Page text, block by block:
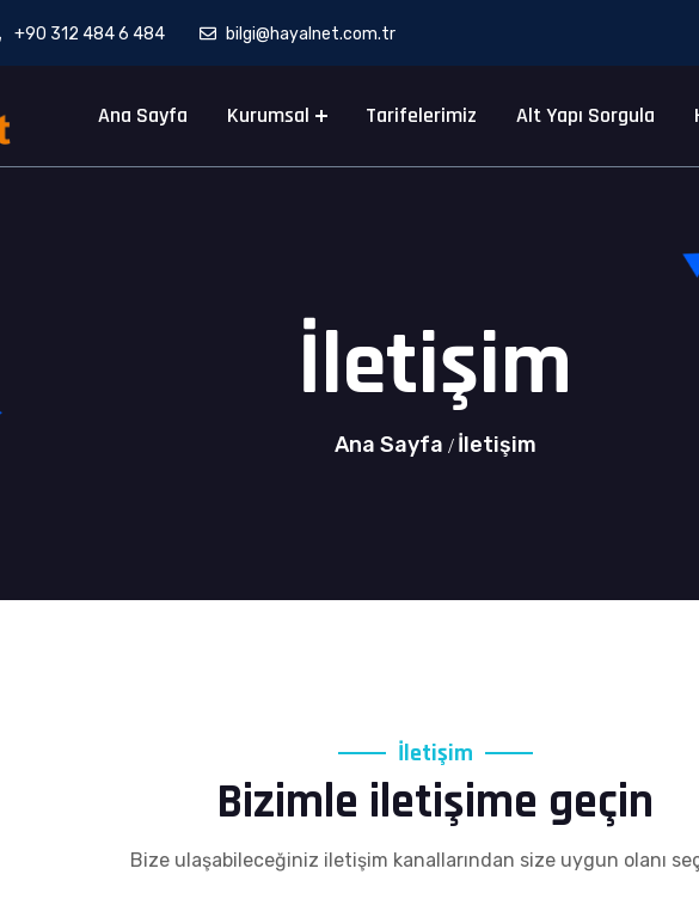
+90 312 484 6 484 bilgi@hayalnet.com.tr
Ana Sayfa Kurumsal Tarifelerimiz Alt Yapı Sorgula
İletişim
Ana Sayfa İletişim
İletişim
Bizimle iletişime geçin
Bize ulaşabileceğiniz iletişim kanallarından size uygun olanı